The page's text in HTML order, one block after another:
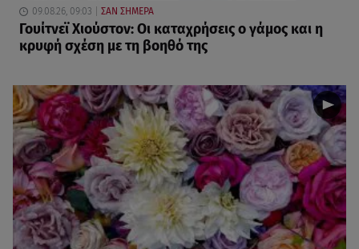
09.08.26, 09:03 ΣΑΝ ΣΗΜΕΡΑ
Γουίτνεϊ Χιούστον: Οι καταχρήσεις ο γάμος και η
κρυφή σχέση με τη βοηθό της